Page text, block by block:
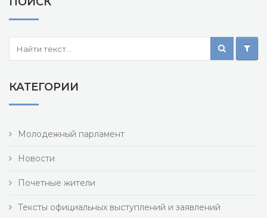
КАТЕГОРИИ
Молодежный парламент
Новости
Почетные жители
Тексты официальных выступлений и заявлений